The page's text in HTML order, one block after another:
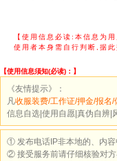
【使用信息必读:本信息为
使用者本身需自行判断,据
【使用信息须知(必读)：】
《友情提示》：
凡收服装费/工作证/押金/报名
信息自选|使用自愿|真伪自辨|
① 发布电话IP非本地的、内容
② 接受服务前请仔细核验对